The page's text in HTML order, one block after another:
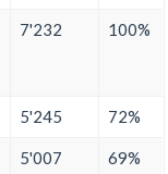
7'232 100%
5'245 72%
5'007 69%